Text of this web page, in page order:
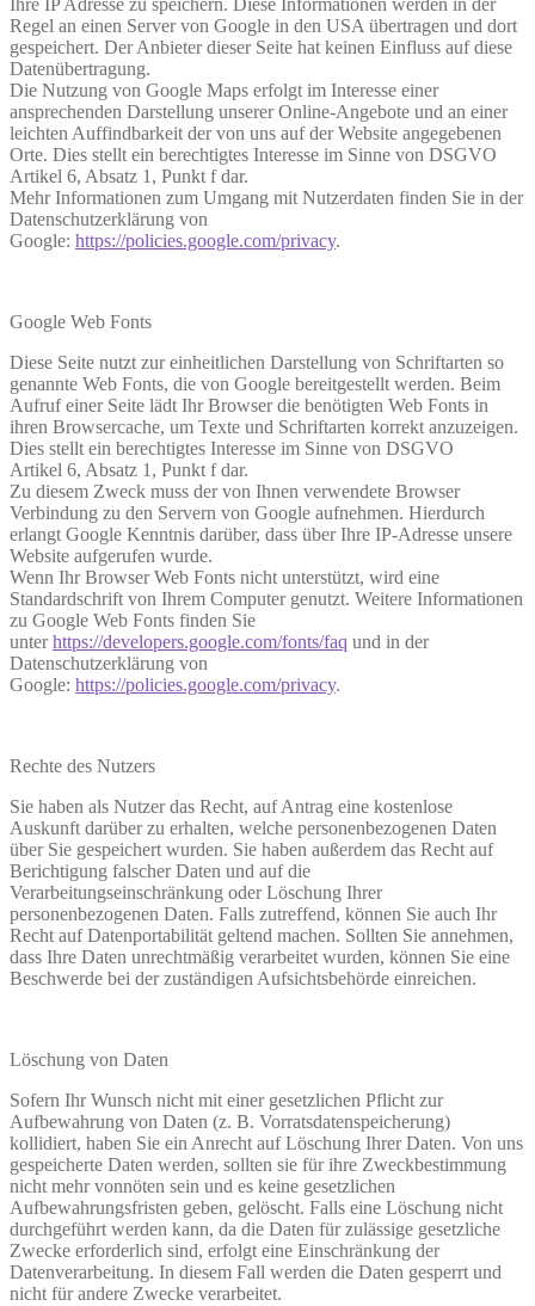
Ihre IP Adresse zu speichern. Diese Informationen werden in der
Regel an einen Server von Google in den USA übertragen und dort
gespeichert. Der Anbieter dieser Seite hat keinen Einfluss auf diese
Datenübertragung.
Die Nutzung von Google Maps erfolgt im Interesse einer
ansprechenden Darstellung unserer Online-Angebote und an einer
leichten Auffindbarkeit der von uns auf der Website angegebenen
Orte. Dies stellt ein berechtigtes Interesse im Sinne von DSGVO
Artikel 6, Absatz 1, Punkt f dar.
Mehr Informationen zum Umgang mit Nutzerdaten finden Sie in der
Datenschutzerklärung von
Google: https://policies.google.com/privacy.
Google Web Fonts
Diese Seite nutzt zur einheitlichen Darstellung von Schriftarten so
genannte Web Fonts, die von Google bereitgestellt werden. Beim
Aufruf einer Seite lädt Ihr Browser die benötigten Web Fonts in
ihren Browsercache, um Texte und Schriftarten korrekt anzuzeigen.
Dies stellt ein berechtigtes Interesse im Sinne von DSGVO
Artikel 6, Absatz 1, Punkt f dar.
Zu diesem Zweck muss der von Ihnen verwendete Browser
Verbindung zu den Servern von Google aufnehmen. Hierdurch
erlangt Google Kenntnis darüber, dass über Ihre IP-Adresse unsere
Website aufgerufen wurde.
Wenn Ihr Browser Web Fonts nicht unterstützt, wird eine
Standardschrift von Ihrem Computer genutzt. Weitere Informationen
zu Google Web Fonts finden Sie
unterhttps://developers.google.com/fonts/faq und in der
Datenschutzerklärung von
Google: https://policies.google.com/privacy.
Rechte des Nutzers
Sie haben als Nutzer das Recht, auf Antrag eine kostenlose
Auskunft darüber zu erhalten, welche personenbezogenen Daten
über Sie gespeichert wurden. Sie haben außerdem das Recht auf
Berichtigung falscher Daten und auf die
Verarbeitungseinschränkung oder Löschung Ihrer
personenbezogenen Daten. Falls zutreffend, können Sie auch Ihr
Recht auf Datenportabilität geltend machen. Sollten Sie annehmen,
dass Ihre Daten unrechtmäßig verarbeitet wurden, können Sie eine
Beschwerde bei der zuständigen Aufsichtsbehörde einreichen.
Löschung von Daten
Sofern Ihr Wunsch nicht mit einer gesetzlichen Pflicht zur
Aufbewahrung von Daten (z. B. Vorratsdatenspeicherung)
kollidiert, haben Sie ein Anrecht auf Löschung Ihrer Daten. Von uns
gespeicherte Daten werden, sollten sie für ihre Zweckbestimmung
nicht mehr vonnöten sein und es keine gesetzlichen
Aufbewahrungsfristen geben, gelöscht. Falls eine Löschung nicht
durchgeführt werden kann, da die Daten für zulässige gesetzliche
Zwecke erforderlich sind, erfolgt eine Einschränkung der
Datenverarbeitung. In diesem Fall werden die Daten gesperrt und
nicht für andere Zwecke verarbeitet.